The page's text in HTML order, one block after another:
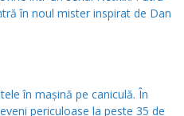
în noul mister inspirat de Dan
în mașină pe caniculă. În
periculoase la peste 35 de